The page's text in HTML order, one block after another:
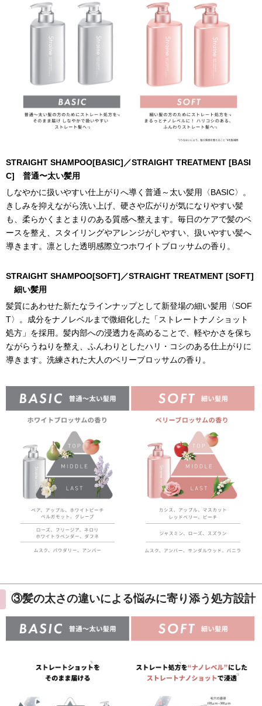
STRAIGHT SHAMPOO[BASIC]／STRAIGHT TREATMENT [BASI
C] 普通〜太い髪用
しなやかに扱いやすい仕上がりへ導く普通～太い髪用〈BASIC〉。
きしみを抑えながら洗い上げ、硬さや広がりが気になりやすい髪
も、柔らかくまとまりのある質感へ整えます。毎日のケアで髪のベ
ースを整え、スタイリングやアレンジがしやすい、扱いやすい髪へ
導きます。凛とした透明感際立つホワイトブロッサムの香り。
STRAIGHT SHAMPOO[SOFT]／STRAIGHT TREATMENT [SOFT]
細い髪用
髪質にあわせた新たなラインナップとして新登場の細い髪用〈SOF
T〉。成分をナノレベルまで微細化した「ストレートナノショット
処方」を採用。髪内部への浸透力を高めることで、軽やかさを保ち
ながらうねりを整え、ふんわりとしたハリ・コシのある仕上がりに
導きます。洗練された大人のベリーブロッサムの香り。
③髪の太さの違いによる悩みに寄り添う処方設計